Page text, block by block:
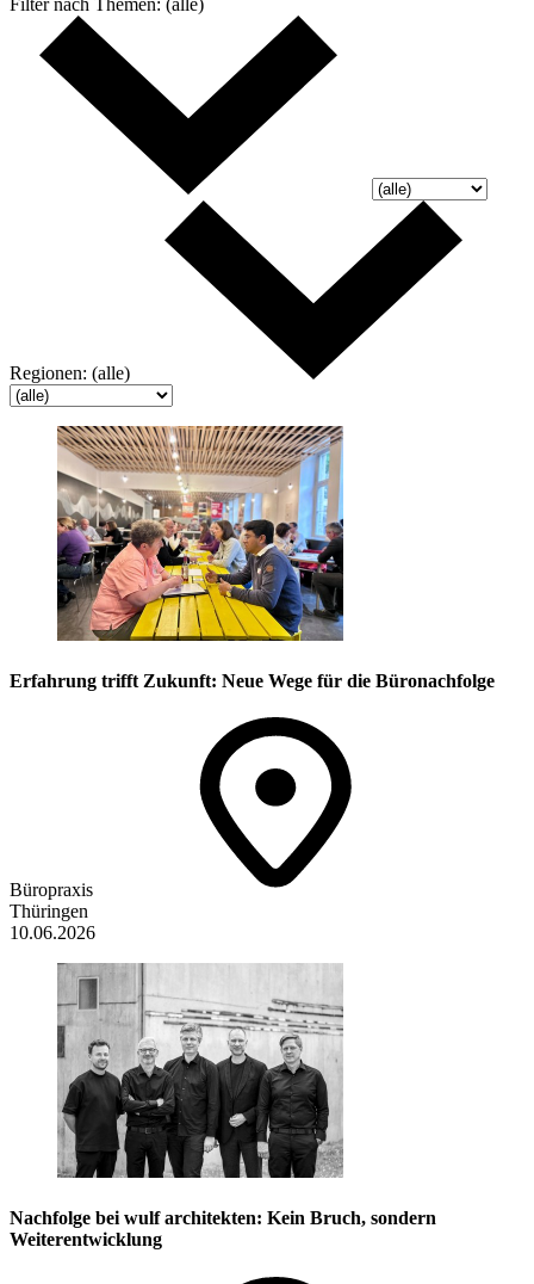
Regionen: (alle)
Erfahrung trifft Zukunft: Neue Wege für die Büronachfolge
Büropraxis
Thüringen
10.06.2026
Nachfolge bei wulf architekten: Kein Bruch, sondern
Weiterentwicklung